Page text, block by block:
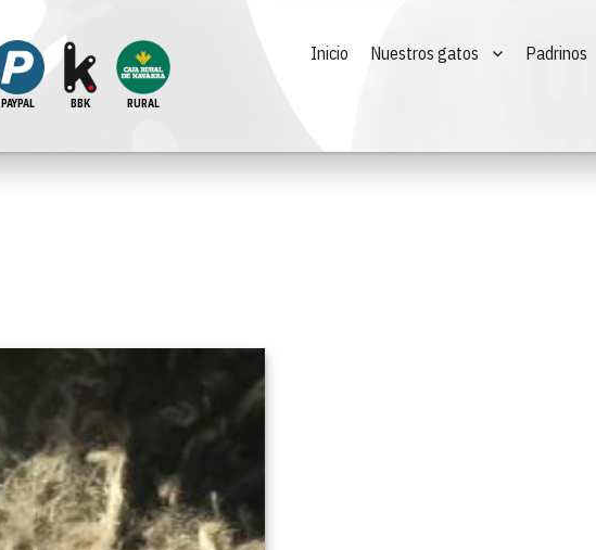
PAYPAL BBK RURAL
Inicio Nuestros gatos Padrinos